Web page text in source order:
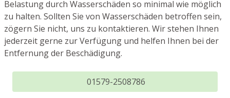
Belastung durch Wasserschäden so minimal wie möglich
zu halten. Sollten Sie von Wasserschäden betroffen sein,
zögern Sie nicht, uns zu kontaktieren. Wir stehen Ihnen
jederzeit gerne zur Verfügung und helfen Ihnen bei der
Entfernung der Beschädigung.
01579-2508786